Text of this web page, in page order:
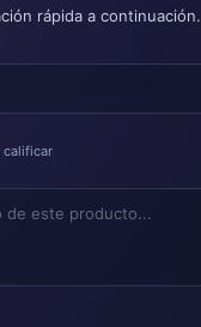
rápida a continuación.
calificar